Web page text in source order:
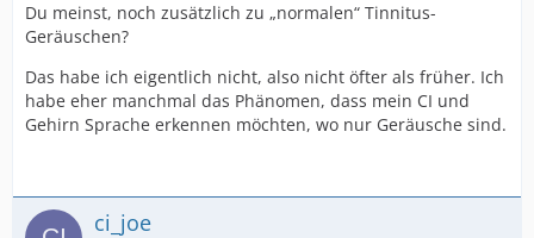
Du meinst, noch zusätzlich zu „normalen“ Tinnitus-
Geräuschen?
Das habe ich eigentlich nicht, also nicht öfter als früher. Ich
habe eher manchmal das Phänomen, dass mein CI und
Gehirn Sprache erkennen möchten, wo nur Geräusche sind.
ci_joe